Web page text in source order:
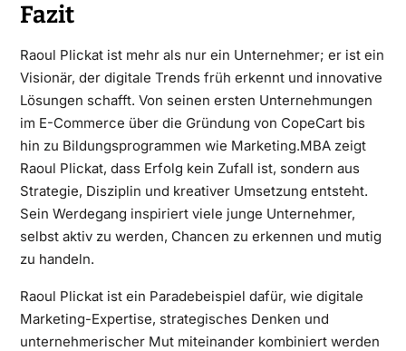
Fazit
Raoul Plickat ist mehr als nur ein Unternehmer; er ist ein
Visionär, der digitale Trends früh erkennt und innovative
Lösungen schafft. Von seinen ersten Unternehmungen
im E-Commerce über die Gründung von CopeCart bis
hin zu Bildungsprogrammen wie Marketing.MBA zeigt
Raoul Plickat, dass Erfolg kein Zufall ist, sondern aus
Strategie, Disziplin und kreativer Umsetzung entsteht.
Sein Werdegang inspiriert viele junge Unternehmer,
selbst aktiv zu werden, Chancen zu erkennen und mutig
zu handeln.
Raoul Plickat ist ein Paradebeispiel dafür, wie digitale
Marketing-Expertise, strategisches Denken und
unternehmerischer Mut miteinander kombiniert werden